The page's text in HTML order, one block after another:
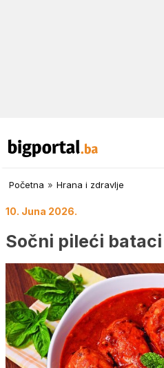
Početna » Hrana i zdravlje
10. Juna 2026.
Sočni pileći